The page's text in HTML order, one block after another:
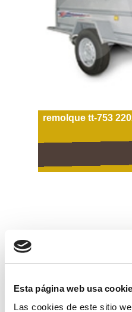
Esta página web usa
Las cookies de este sitio
remolque tt-753